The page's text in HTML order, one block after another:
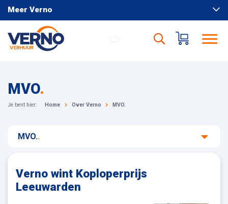
Meer Verno
MVO.
Je bent hier: Home Over Verno MVO.
MVO..
Verno wint Koploperprijs
Leeuwarden